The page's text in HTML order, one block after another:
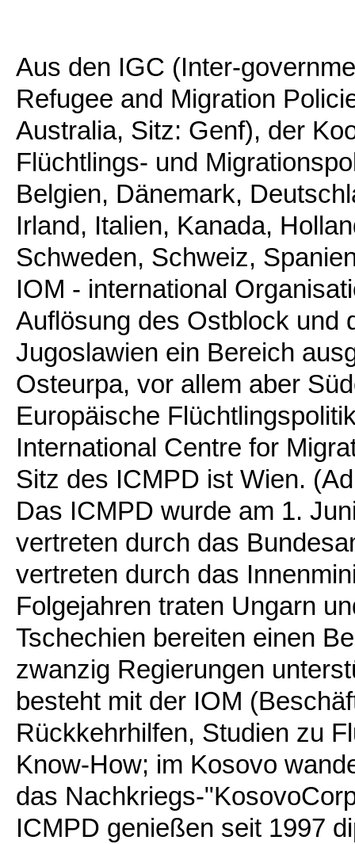
Aus den IGC (Inter-
Refugee and Migration
Australia, Sitz: Genf), der
Flüchtlings- und
Belgien, Dänemark,
Irland, Italien, Kanada,
Schweden, Schweiz,
IOM - international
Auflösung des Ostblock und
Jugoslawien ein Bereich
Osteurpa, vor allem aber
Europäische
International Centre for
Sitz des ICMPD ist Wien.
Das ICMPD wurde am 1.
vertreten durch das
vertreten durch das
Folgejahren traten Ungarn
Tschechien bereiten einen
zwanzig Regierungen
besteht mit der IOM
Rückkehrhilfen, Studien zu
Know-How; im Kosovo
das Nachkriegs-
ICMPD genießen seit 1997